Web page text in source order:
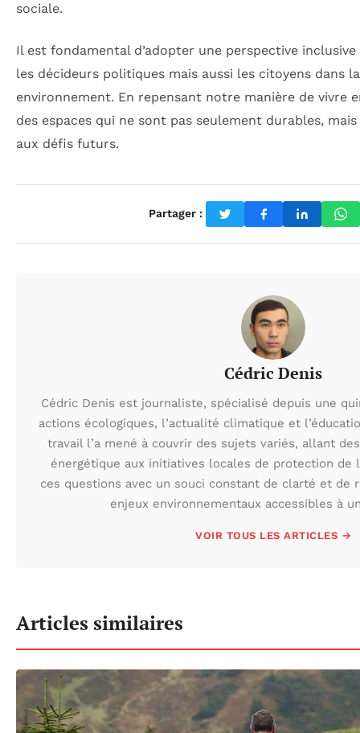
sociale.
Il est fondamental d’adopter une perspective
les décideurs politiques mais aussi les citoyens dans
environnement. En repensant notre manière de vivre
des espaces qui ne sont pas seulement durables,
aux défis futurs.
Partager :
Cédric Denis
Cédric Denis est journaliste, spécialisé depuis une
actions écologiques, l’actualité climatique et
travail l’a mené à couvrir des sujets variés, allant
énergétique aux initiatives locales de protection de
ces questions avec un souci constant de clarté et de
enjeux environnementaux accessibles à
VOIR TOUS LES ARTICLES →
Articles similaires